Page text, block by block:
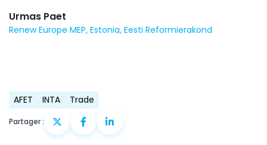
Urmas Paet
Renew Europe MEP, Estonia, Eesti Reformierakond
AFET INTA Trade
Partager :